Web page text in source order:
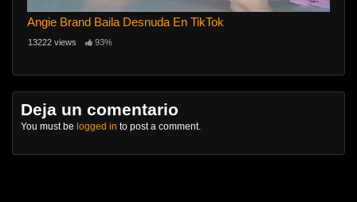
Angie Brand Baila Desnuda En TikTok
13222 views 93%
Deja un comentario
You must be logged in to post a comment.